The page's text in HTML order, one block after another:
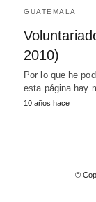
GUATEMALA
2010)
Por lo que he
esta página hay
10 años hace
©